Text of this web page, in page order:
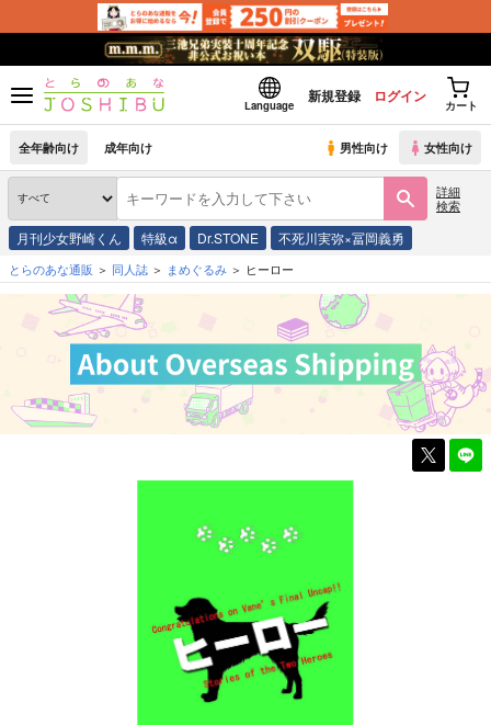
Language
新規登録 ログイン
カート
全年齢向け 成年向け 男性向け 女性向け
詳細
検索
月刊少女野崎くん 特級α Dr.STONE 不死川実弥×冨岡義勇
とらのあな通販 同人誌 まめぐるみ ヒーロー